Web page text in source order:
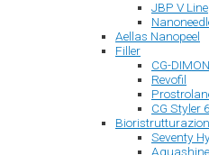
JBP V Line
Aellas Nanopeel
Filler
CG-
Revofil
CG Styler
Seventy
Aquashine